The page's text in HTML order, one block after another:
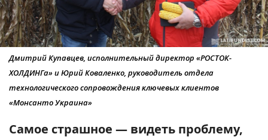
Дмитрий Купавцев, исполнительный директор «РОСТОК-
ХОЛДИНГа» и Юрий Коваленко, руководитель отдела
технологического сопровождения ключевых клиентов
«Монсанто Украина»
Самое страшное — видеть проблему,